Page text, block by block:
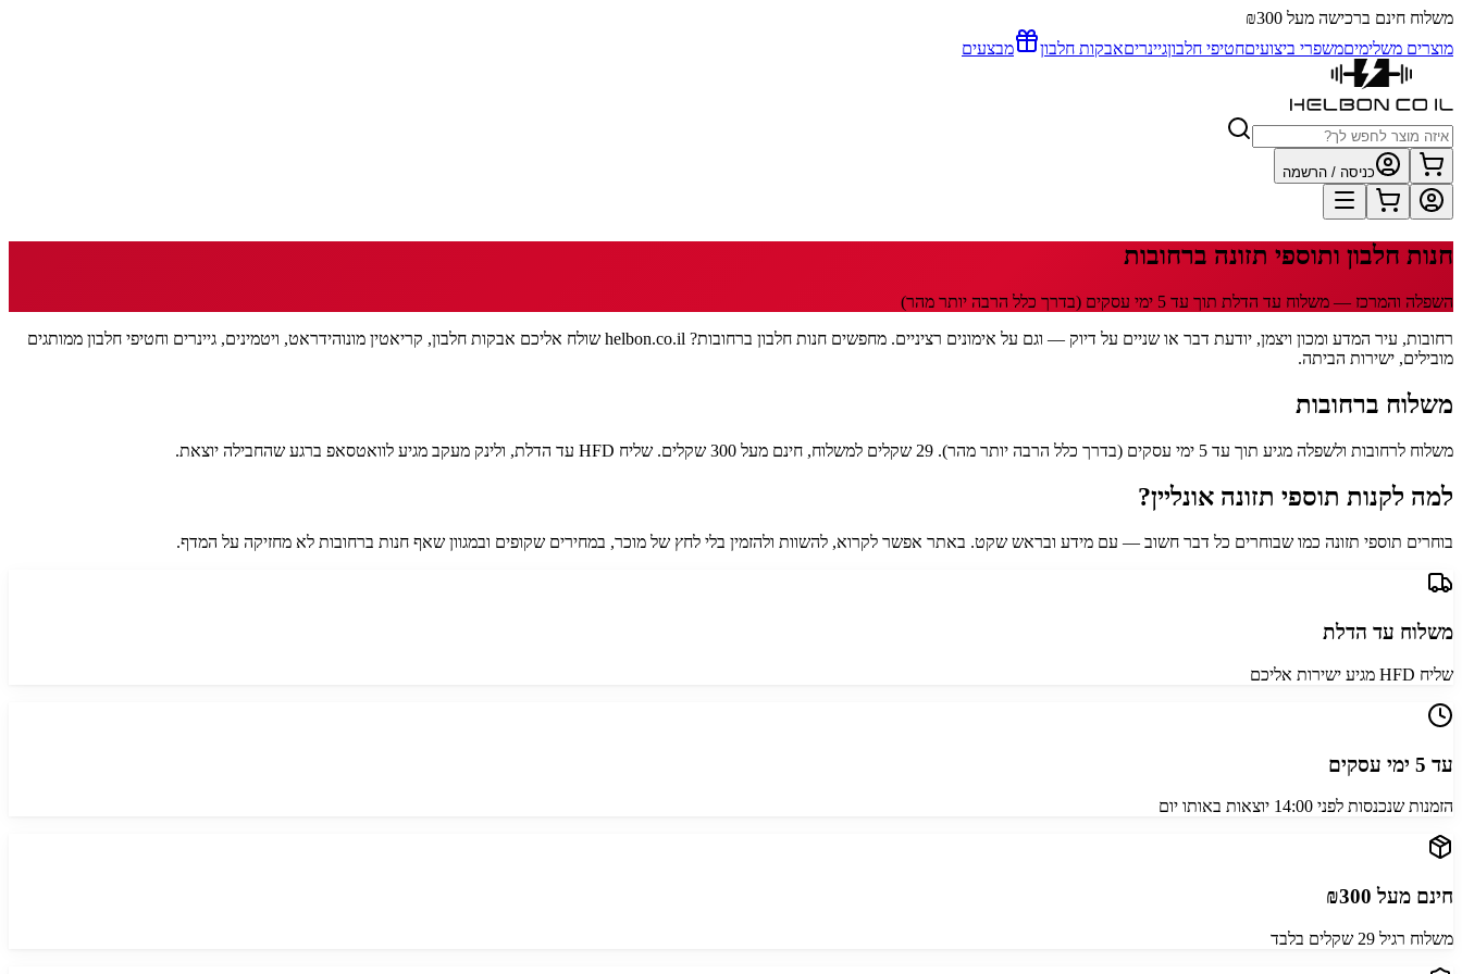
משלוח חינם ברכישה מעל ₪300
מוצרים משלימיםמשפרי ביצועיםחטיפי חלבוןגיינריםאבקות חלבון מבצעים
כניסה / הרשמה
חנות חלבון ותוספי תזונה ברחובות
השפלה והמרכז — משלוח עד הדלת תוך עד 5 ימי עסקים (בדרך כלל הרבה יותר מהר)
רחובות, עיר המדע ומכון ויצמן, יודעת דבר או שניים על דיוק — וגם על אימונים רציניים. מחפשים חנות חלבון ברחובות? helbon.co.il שולח אליכם אבקות חלבון, קריאטין מונוהידראט, ויטמינים, גיינרים וחטיפי חלבון ממותגים
מובילים, ישירות הביתה.
משלוח ברחובות
משלוח לרחובות ולשפלה מגיע תוך עד 5 ימי עסקים (בדרך כלל הרבה יותר מהר). 29 שקלים למשלוח, חינם מעל 300 שקלים. שליח HFD עד הדלת, ולינק מעקב מגיע לוואטסאפ ברגע שהחבילה יוצאת.
למה לקנות תוספי תזונה אונליין?
בוחרים תוספי תזונה כמו שבוחרים כל דבר חשוב — עם מידע ובראש שקט. באתר אפשר לקרוא, להשוות ולהזמין בלי לחץ של מוכר, במחירים שקופים ובמגוון שאף חנות ברחובות לא מחזיקה על המדף.
משלוח עד הדלת
שליח HFD מגיע ישירות אליכם
עד 5 ימי עסקים
הזמנות שנכנסות לפני 14:00 יוצאות באותו יום
חינם מעל ₪300
משלוח רגיל 29 שקלים בלבד